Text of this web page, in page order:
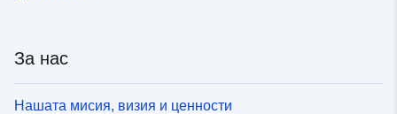
За нас
Нашата мисия, визия и ценности